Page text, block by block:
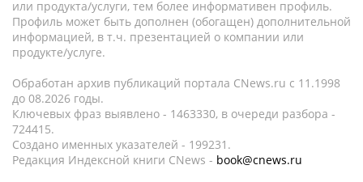
или продукта/услуги, тем более информативен профиль.
Профиль может быть дополнен (обогащен) дополнительной
информацией, в т.ч. презентацией о компании или
продукте/услуге.
Обработан архив публикаций портала CNews.ru c 11.1998
до 08.2026 годы.
Ключевых фраз выявлено - 1463330, в очереди разбора -
724415.
Создано именных указателей - 199231.
Редакция Индексной книги CNews - book@cnews.ru